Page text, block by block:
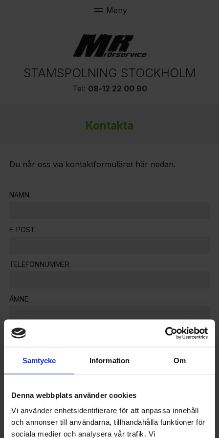
Samtycke Information Om
Denna webbplats använder cookies
Vi använder enhetsidentifierare för att anpassa innehåll
och annonser till användarna, tillhandahålla funktioner för
sociala medier och analysera vår trafik. Vi
STAMSPOLNING STOCKHOLM
Tel: 08-12 22 00 90
Kontakta
Du når oss via kontaktformuläret här nedan.
NAMN:
E-POST:
TELEFONNUMMER:
ÄMNE:
MEDDELANDE:
Jag godkännerintegritetspolicy.